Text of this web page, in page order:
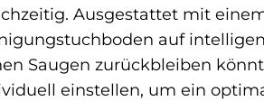
Ausgestattet mit
auf
Saugen zurückbleiben
einstellen, um ein